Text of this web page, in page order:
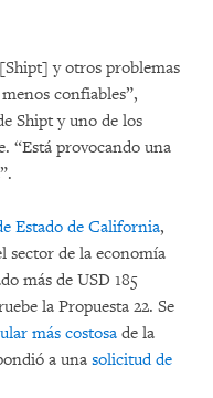
y otros problemas
confiables”,
Shipt y uno de los
“Está provocando una
Estado de California,
sector de la economía
más de USD 185
la Propuesta 22. Se
más costosa de la
a una solicitud de